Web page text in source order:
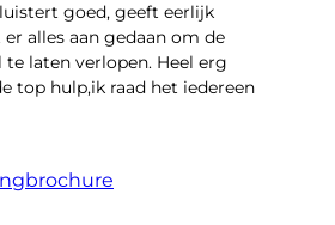
goed, geeft eerlijk
alles aan gedaan om de
te laten verlopen. Heel erg
top hulp,ik raad het iedereen